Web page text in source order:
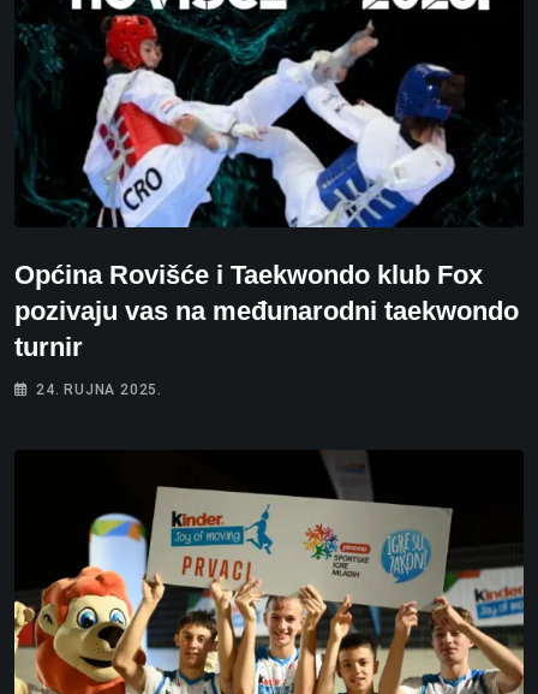
Općina Rovišće i Taekwondo klub Fox
pozivaju vas na međunarodni taekwondo
turnir
24. RUJNA 2025.